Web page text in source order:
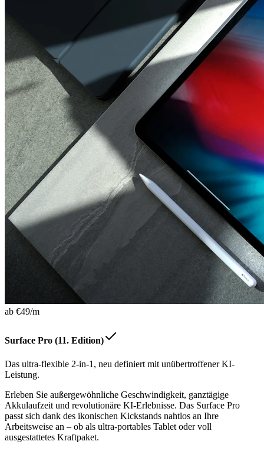
ab €49/m
Surface Pro (11. Edition)
Das ultra-flexible 2-in-1, neu definiert mit unübertroffener KI-
Leistung.
Erleben Sie außergewöhnliche Geschwindigkeit, ganztägige
Akkulaufzeit und revolutionäre KI-Erlebnisse. Das Surface Pro
passt sich dank des ikonischen Kickstands nahtlos an Ihre
Arbeitsweise an – ob als ultra-portables Tablet oder voll
ausgestattetes Kraftpaket.